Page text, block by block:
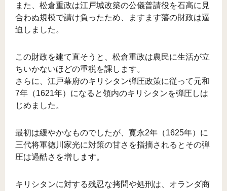
また、松倉重政は江戸城改築の公儀普請役を石高に見
合わぬ規模で請け負ったため、ますます藩の財政は逼
迫しました。
この財政を建て直そうと、松倉重政は農民に生活が立
ちいかないほどの重税を課します。
さらに、江戸幕府のキリシタン弾圧政策に従って元和
7年（1621年）になると領内のキリシタンを弾圧しは
じめました。
最初は緩やかなものでしたが、寛永2年（1625年）に
三代将軍徳川家光に対策の甘さを指摘されるとその弾
圧は過酷さを増します。
キリシタンに対する残忍な拷問や処刑は、オランダ商